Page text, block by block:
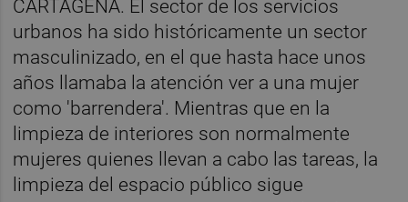
CARTAGENA. El sector de los servicios
urbanos ha sido históricamente un sector
masculinizado, en el que hasta hace unos
años llamaba la atención ver a una mujer
como 'barrendera'. Mientras que en la
limpieza de interiores son normalmente
mujeres quienes llevan a cabo las tareas, la
limpieza del espacio público sigue